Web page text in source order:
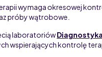
wymaga okresowej
próby wątrobowe.
laboratoriówDiagnostyka
wspierających kontrolę